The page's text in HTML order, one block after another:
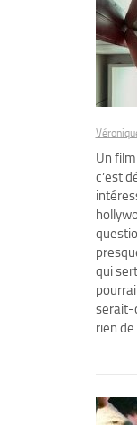
Un
c’est
qui
serait-
rien